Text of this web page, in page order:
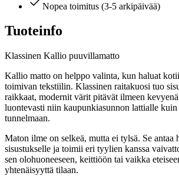
Nopea toimitus (3-5 arkipäivää)
Tuoteinfo
Klassinen Kallio puuvillamatto
Kallio matto on helppo valinta, kun haluat
toimivan tekstiilin. Klassinen raitakuosi tuo
raikkaat, modernit värit pitävät ilmeen
luontevasti niin kaupunkiasunnon lattialle
tunnelmaan.
Maton ilme on selkeä, mutta ei tylsä. Se antaa
sisustukselle ja toimii eri tyylien kanssa
sen olohuoneeseen, keittiöön tai vaikka
yhtenäisyyttä tilaan.